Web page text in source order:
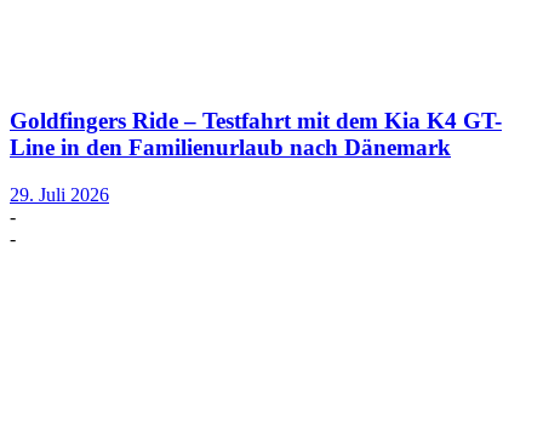
Goldfingers Ride – Testfahrt mit dem Kia K4 GT-
Line in den Familienurlaub nach Dänemark
29. Juli 2026
-
-